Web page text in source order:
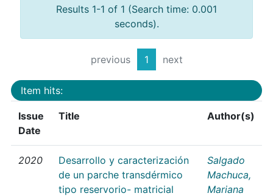
Results 1-1 of 1 (Search time: 0.001
seconds).
previous 1 next
Item hits:
Issue
Date
Title Author(s)
2020
Desarrollo y caracterización
de un parche transdérmico
tipo reservorio- matricial
Salgado
Machuca,
Mariana